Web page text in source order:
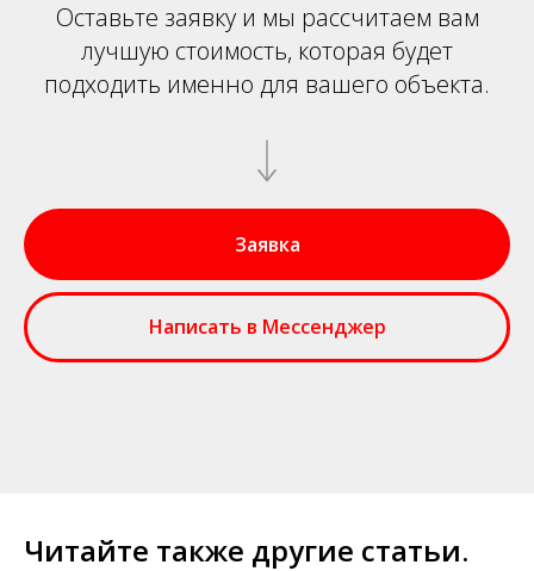
Оставьте заявку и мы рассчитаем вам
лучшую стоимость, которая будет
подходить именно для вашего объекта.
Заявка
Написать в Мессенджер
Читайте также другие статьи.